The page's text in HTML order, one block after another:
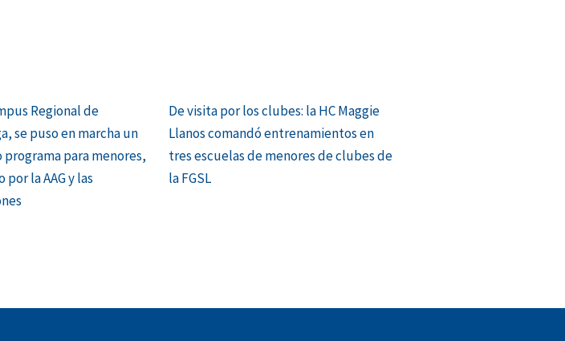
Regional de
se puso en marcha un
programa para menores,
la AAG y las
De visita por los clubes: la HC Maggie
Llanos comandó entrenamientos en
tres escuelas de menores de clubes de
la FGSL